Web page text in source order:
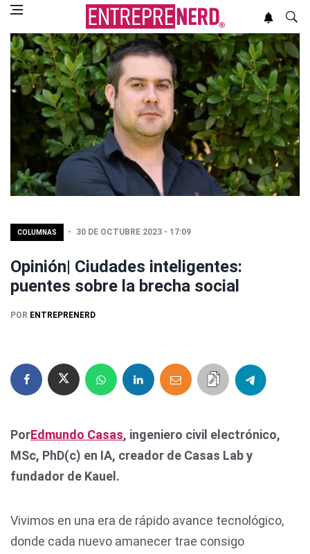
COLUMNAS 30 DE OCTUBRE 2023 - 17:09
Opinión| Ciudades inteligentes:
puentes sobre la brecha social
POR ENTREPRENERD
PorEdmundo Casas, ingeniero civil electrónico,
MSc, PhD(c) en IA, creador de Casas Lab y
fundador de Kauel.
Vivimos en una era de rápido avance tecnológico,
donde cada nuevo amanecer trae consigo